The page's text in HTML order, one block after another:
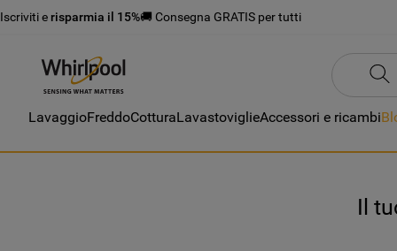
Iscriviti e risparmia il 15%🚚 Consegna GRATIS per tutti
LavaggioFreddoCotturaLavastoviglieAccessori e ricambi
Il